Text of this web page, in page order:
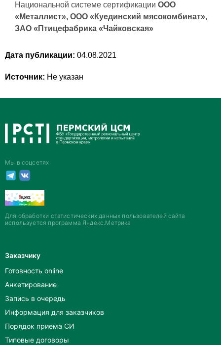
Национальной системе сертификации ООО
«Металлист», ООО «Куединский мясокомбинат»,
ЗАО «Птицефабрика «Чайковская»
Дата публикации: 04.08.2021
Источник: Не указан
Мы в соцсетях
Для обработки статистических данных пользователей сайта
используется программа Яндекс.Метрика
Заказчику
Готовность online
Анкетирование
Запись в очередь
Информация для заказчиков
Порядок приема СИ
Типовые договоры